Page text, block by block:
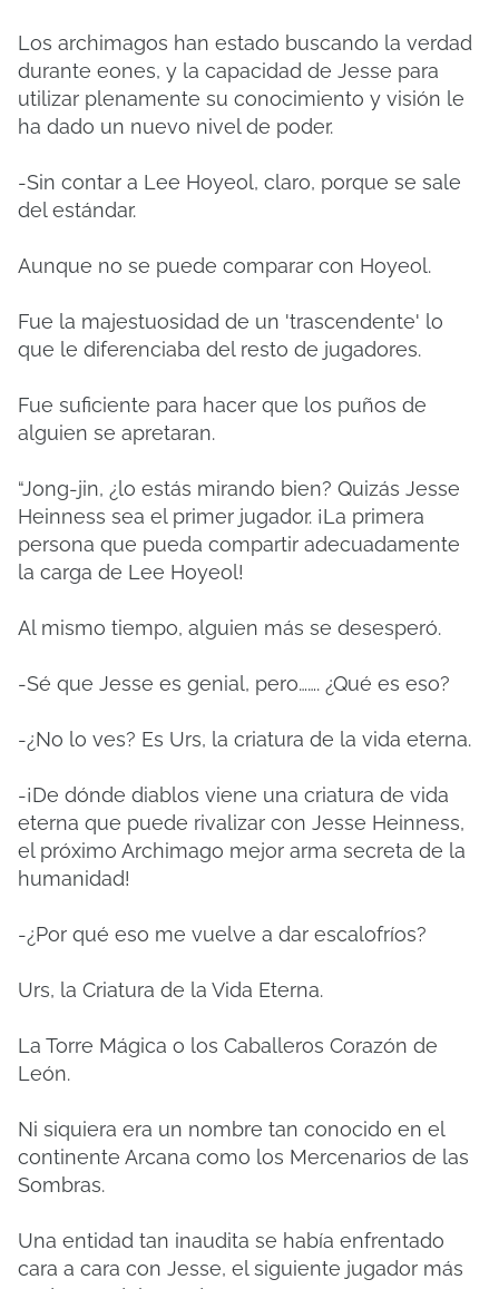
Los archimagos han estado buscando la verdad
durante eones, y la capacidad de Jesse para
utilizar plenamente su conocimiento y visión le
ha dado un nuevo nivel de poder.
-Sin contar a Lee Hoyeol, claro, porque se sale
del estándar.
Aunque no se puede comparar con Hoyeol.
Fue la majestuosidad de un 'trascendente' lo
que le diferenciaba del resto de jugadores.
Fue suficiente para hacer que los puños de
alguien se apretaran.
“Jong-jin, ¿lo estás mirando bien? Quizás Jesse
Heinness sea el primer jugador. ¡La primera
persona que pueda compartir adecuadamente
la carga de Lee Hoyeol!
Al mismo tiempo, alguien más se desesperó.
-Sé que Jesse es genial, pero……. ¿Qué es eso?
-¿No lo ves? Es Urs, la criatura de la vida eterna.
-¡De ​​dónde diablos viene una criatura de vida
eterna que puede rivalizar con Jesse Heinness,
el próximo Archimago mejor arma secreta de la
humanidad!
-¿Por qué eso me vuelve a dar escalofríos?
Urs, la Criatura de la Vida Eterna.
La Torre Mágica o los Caballeros Corazón de
León.
Ni siquiera era un nombre tan conocido en el
continente Arcana como los Mercenarios de las
Sombras.
Una entidad tan inaudita se había enfrentado
cara a cara con Jesse, el siguiente jugador más